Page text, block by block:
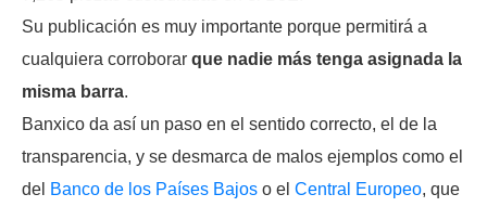
Su publicación es muy importante porque permitirá a
cualquiera corroborar que nadie más tenga asignada la
misma barra.
Banxico da así un paso en el sentido correcto, el de la
transparencia, y se desmarca de malos ejemplos como el
del Banco de los Países Bajos o el Central Europeo, que